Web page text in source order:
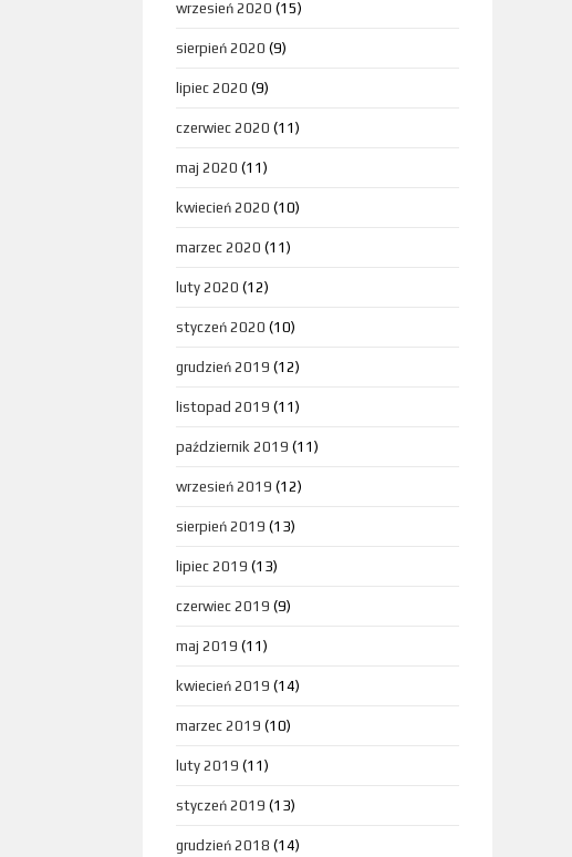
wrzesień 2020 (15)
sierpień 2020 (9)
lipiec 2020 (9)
czerwiec 2020 (11)
maj 2020 (11)
kwiecień 2020 (10)
marzec 2020 (11)
luty 2020 (12)
styczeń 2020 (10)
grudzień 2019 (12)
listopad 2019 (11)
październik 2019 (11)
wrzesień 2019 (12)
sierpień 2019 (13)
lipiec 2019 (13)
czerwiec 2019 (9)
maj 2019 (11)
kwiecień 2019 (14)
marzec 2019 (10)
luty 2019 (11)
styczeń 2019 (13)
grudzień 2018 (14)